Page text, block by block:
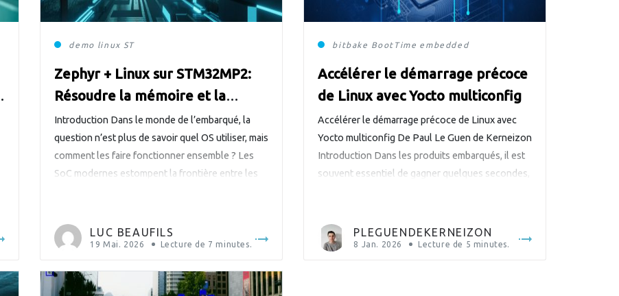
demo linux ST
Zephyr + Linux sur STM32MP2:
Résoudre la mémoire et la
sécurité pour une opération à
faible consommation
Introduction Dans le monde de l’embarqué, la
question n’est plus de savoir quel OS utiliser, mais
comment les faire fonctionner ensemble ? Les
SoC modernes estompent la frontière entre les
de STMicroelectronics intègrent à la fois un
Cortex-A35, capable d’exécuter une distribution
LUC BEAUFILS
19 Mai. 2026 Lecture de 7 minutes.
bitbake BootTime embedded
Accélérer le démarrage précoce
de Linux avec Yocto multiconfig
Accélérer le démarrage précoce de Linux avec
Yocto multiconfig De Paul Le Guen de Kerneizon
Introduction Dans les produits embarqués, il est
souvent essentiel de gagner quelques secondes,
l’application. Dans cet article, je vais présenter un
workflow pratique pour mesurer, comparer […]
PLEGUENDEKERNEIZON
8 Jan. 2026 Lecture de 5 minutes.